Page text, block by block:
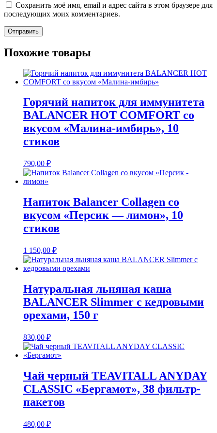
Сохранить моё имя, email и адрес сайта в этом браузере для
последующих моих комментариев.
Похожие товары
Горячий напиток для иммунитета
BALANCER HOT COMFORT со
вкусом «Малина-имбирь», 10
стиков
790,00 ₽
Напиток Balancer Collagen со
вкусом «Персик — лимон», 10
стиков
1 150,00 ₽
Натуральная льняная каша
BALANCER Slimmer с кедровыми
орехами, 150 г
830,00 ₽
Чай черный TEAVITALL ANYDAY
CLASSIC «Бергамот», 38 фильтр-
пакетов
480,00 ₽